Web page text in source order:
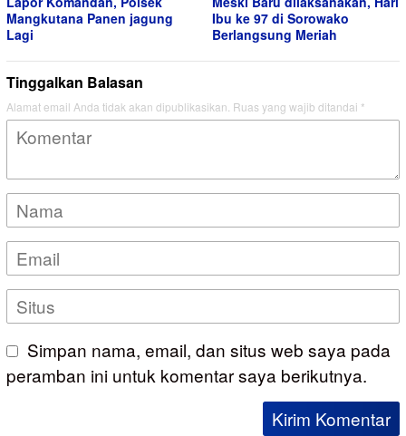
Mangkutana Panen jagung
Lagi
Ibu ke 97 di Sorowako
Berlangsung Meriah
Tinggalkan Balasan
Alamat email Anda tidak akan dipublikasikan. Ruas yang wajib ditandai *
Simpan nama, email, dan situs web saya pada
peramban ini untuk komentar saya berikutnya.